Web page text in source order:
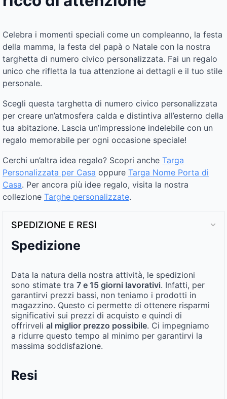
Celebra i momenti speciali come un compleanno, la festa
della mamma, la festa del papà o Natale con la nostra
targhetta di numero civico personalizzata. Fai un regalo
unico che rifletta la tua attenzione ai dettagli e il tuo stile
personale.
Scegli questa targhetta di numero civico personalizzata
per creare un’atmosfera calda e distintiva all’esterno della
tua abitazione. Lascia un’impressione indelebile con un
regalo memorabile per ogni occasione speciale!
Cerchi un’altra idea regalo? Scopri anche Targa
Personalizzata per Casa oppure Targa Nome Porta di
Casa. Per ancora più idee regalo, visita la nostra
collezione Targhe personalizzate.
SPEDIZIONE E RESI
Spedizione
Data la natura della nostra attività, le spedizioni
sono stimate tra 7 e 15 giorni lavorativi. Infatti, per
garantirvi prezzi bassi, non teniamo i prodotti in
magazzino. Questo ci permette di ottenere risparmi
significativi sui prezzi di acquisto e quindi di
offrirveli al miglior prezzo possibile. Ci impegniamo
a ridurre questo tempo al minimo per garantirvi la
massima soddisfazione.
Resi